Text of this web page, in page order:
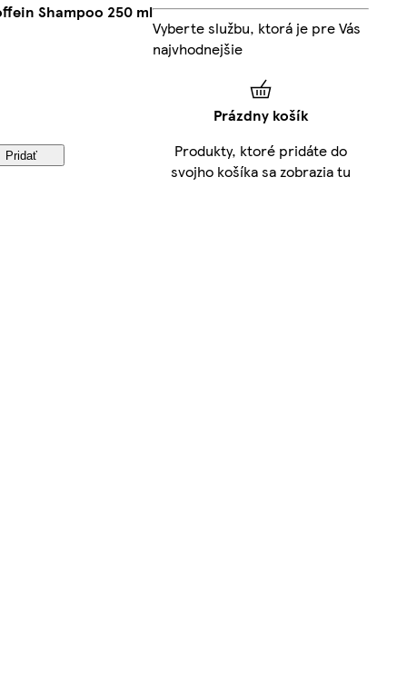
Shampoo 250 ml
Pridať
Vyberte službu, ktorá je pre Vás
najvhodnejšie
Prázdny košík
Produkty, ktoré pridáte do
svojho košíka sa zobrazia tu